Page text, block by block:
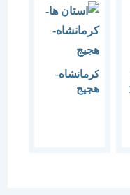
کرمانشاه-